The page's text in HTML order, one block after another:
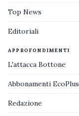
Top News
Editoriali
APPROFONDIMENTI
L'attacca Bottone
Abbonamenti EcoPlus
Redazione